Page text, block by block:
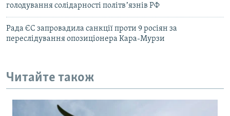
голодування солідарності політвʼязнів РФ
Рада ЄС запровадила санкції проти 9 росіян за
переслідування опозиціонера Кара-Мурзи
Читайте також